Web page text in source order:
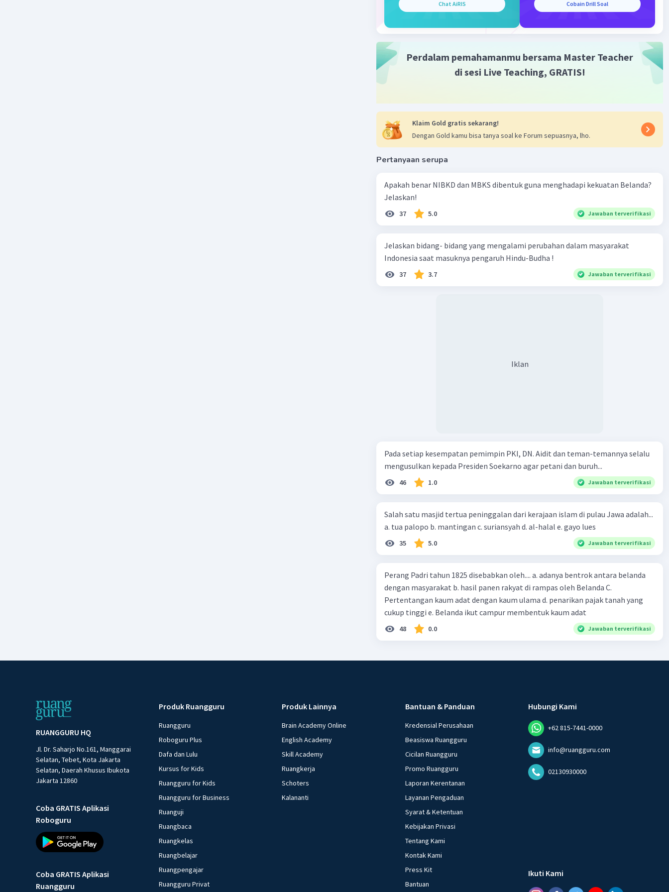
Beri Rating·0.0(0) Balas
Chat AiRIS Cobain Drill Soal
Perdalam pemahamanmu bersama Master Teacher
di sesi Live Teaching, GRATIS!
Klaim Gold gratis sekarang!
Dengan Gold kamu bisa tanya soal ke Forum sepuasnya, lho.
Pertanyaan serupa
Apakah benar NIBKD dan MBKS dibentuk guna menghadapi kekuatan Belanda?
Jelaskan!
37 5.0 Jawaban terverifikasi
Jelaskan bidang- bidang yang mengalami perubahan dalam masyarakat
Indonesia saat masuknya pengaruh Hindu-Budha !
37 3.7 Jawaban terverifikasi
Iklan
Pada setiap kesempatan pemimpin PKI, DN. Aidit dan teman-temannya selalu
mengusulkan kepada Presiden Soekarno agar petani dan buruh...
46 1.0 Jawaban terverifikasi
Salah satu masjid tertua peninggalan dari kerajaan islam di pulau Jawa adalah...
a. tua palopo b. mantingan c. suriansyah d. al-halal e. gayo lues
35 5.0 Jawaban terverifikasi
Perang Padri tahun 1825 disebabkan oleh.... a. adanya bentrok antara belanda
dengan masyarakat b. hasil panen rakyat di rampas oleh Belanda C.
Pertentangan kaum adat dengan kaum ulama d. penarikan pajak tanah yang
cukup tinggi e. Belanda ikut campur membentuk kaum adat
48 0.0 Jawaban terverifikasi
RUANGGURU HQ
Jl. Dr. Saharjo No.161, Manggarai
Selatan, Tebet, Kota Jakarta
Selatan, Daerah Khusus Ibukota
Jakarta 12860
Coba GRATIS Aplikasi
Roboguru
Coba GRATIS Aplikasi
Ruangguru
Produk Ruangguru
Ruangguru
Roboguru Plus
Dafa dan Lulu
Kursus for Kids
Ruangguru for Kids
Ruangguru for Business
Ruanguji
Ruangbaca
Ruangkelas
Ruangbelajar
Ruangpengajar
Ruangguru Privat
Produk Lainnya
Brain Academy Online
English Academy
Skill Academy
Ruangkerja
Schoters
Kalananti
Bantuan & Panduan
Kredensial Perusahaan
Beasiswa Ruangguru
Cicilan Ruangguru
Promo Ruangguru
Laporan Kerentanan
Layanan Pengaduan
Syarat & Ketentuan
Kebijakan Privasi
Tentang Kami
Kontak Kami
Press Kit
Bantuan
Hubungi Kami
+62 815-7441-0000
info@ruangguru.com
02130930000
Ikuti Kami